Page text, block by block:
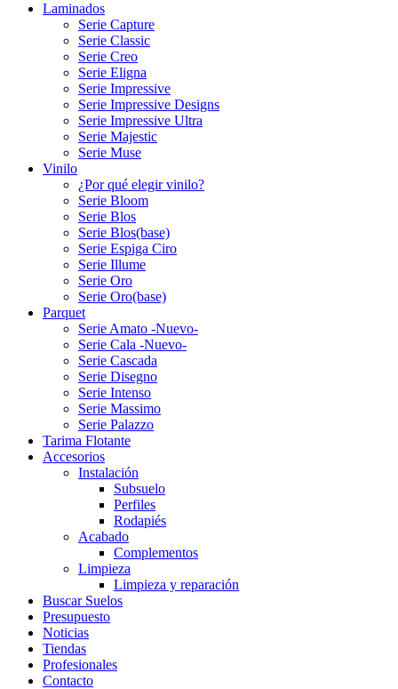
Laminados
Serie Capture
Serie Classic
Serie Creo
Serie Eligna
Serie Impressive
Serie Impressive Designs
Serie Impressive Ultra
Serie Majestic
Serie Muse
Vinilo
¿Por qué elegir vinilo?
Serie Bloom
Serie Blos
Serie Blos(base)
Serie Espiga Ciro
Serie Illume
Serie Oro
Serie Oro(base)
Parquet
Serie Amato -Nuevo-
Serie Cala -Nuevo-
Serie Cascada
Serie Disegno
Serie Intenso
Serie Massimo
Serie Palazzo
Tarima Flotante
Accesorios
Instalación
Subsuelo
Perfiles
Rodapiés
Acabado
Complementos
Limpieza
Limpieza y reparación
Buscar Suelos
Presupuesto
Noticias
Tiendas
Profesionales
Contacto